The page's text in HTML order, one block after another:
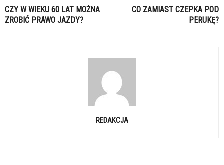
CZY W WIEKU 60 LAT MOŻNA
ZROBIĆ PRAWO JAZDY?
CO ZAMIAST CZEPKA POD
PERUKĘ?
REDAKCJA